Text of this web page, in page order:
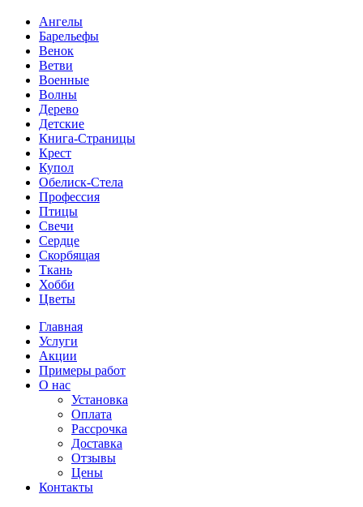
Ангелы
Барельефы
Венок
Ветви
Военные
Волны
Дерево
Детские
Книга-Страницы
Крест
Купол
Обелиск-Стела
Профессия
Птицы
Свечи
Сердце
Скорбящая
Ткань
Хобби
Цветы
Главная
Услуги
Акции
Примеры работ
О нас
Установка
Оплата
Рассрочка
Доставка
Отзывы
Цены
Контакты